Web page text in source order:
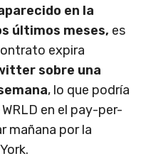
en la
últimos meses, es
expira
sobre una
, lo que podría
en el pay-per-
mañana por la